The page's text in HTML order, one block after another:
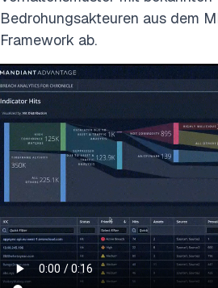
Bedrohungsakteuren aus dem
Framework ab.